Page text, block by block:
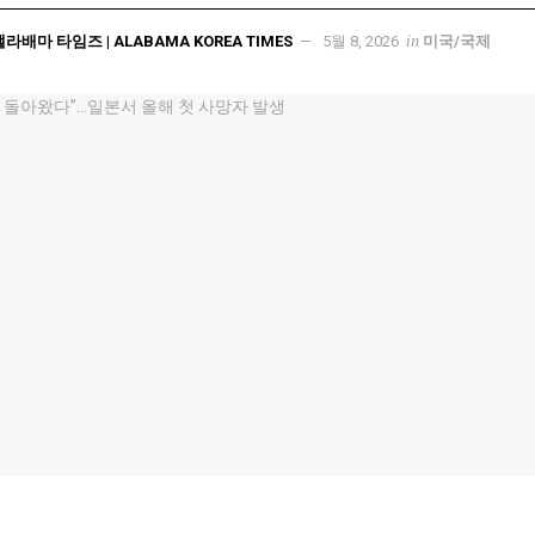
라배마 타임즈 | ALABAMA KOREA TIMES 5월 8, 2026 in 미국/국제